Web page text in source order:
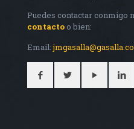
Puedes contactar conmigo
contacto o bien:
Email: